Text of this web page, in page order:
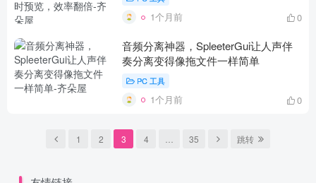
1个月前 0
音频分离神器，SpleeterGui让人声伴
奏分离变得像拖文件一样简单
PC 工具
1个月前 0
1 2 3 4 35 跳转